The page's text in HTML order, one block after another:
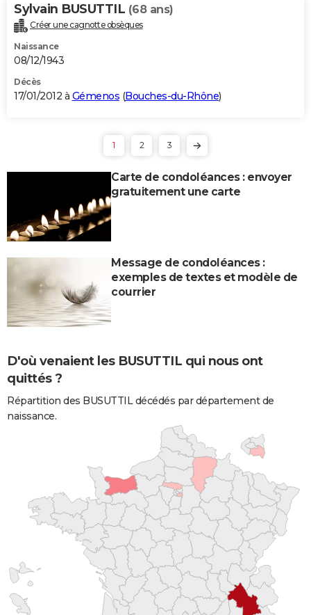
Sylvain BUSUTTIL (68 ans)
Créer une cagnotte obsèques
Naissance
08/12/1943
Décès
17/01/2012 à Gémenos (Bouches-du-Rhône)
1 2 3
Carte de condoléances : envoyer
gratuitement une carte
Message de condoléances :
exemples de textes et modèle de
courrier
D'où venaient les BUSUTTIL qui nous ont
quittés ?
Répartition des BUSUTTIL décédés par département de
naissance.